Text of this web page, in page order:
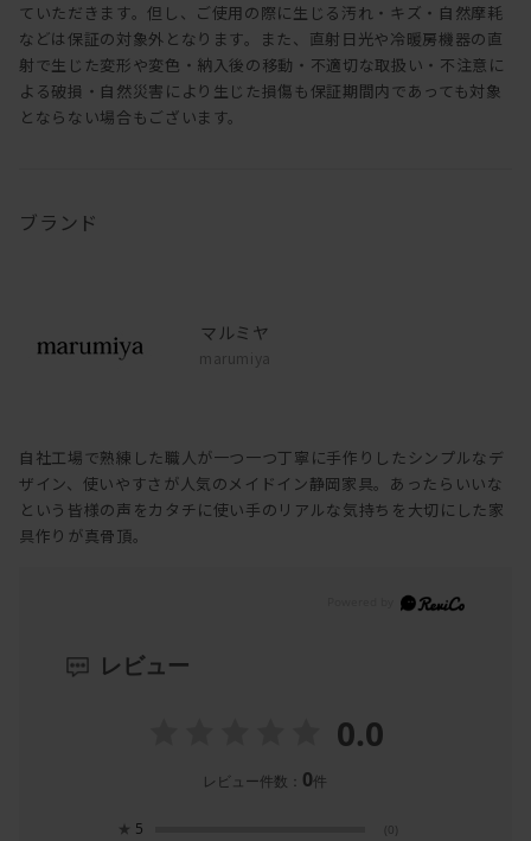
ていただきます。但し、ご使用の際に生じる汚れ・キズ・自然摩耗
などは保証の対象外となります。また、直射日光や冷暖房機器の直
射で生じた変形や変色・納入後の移動・不適切な取扱い・不注意に
よる破損・自然災害により生じた損傷も保証期間内であっても対象
とならない場合もございます。
ブランド
マルミヤ
marumiya
自社工場で熟練した職人が一つ一つ丁寧に手作りしたシンプルなデ
ザイン、使いやすさが人気のメイドイン静岡家具。あったらいいな
という皆様の声をカタチに使い手のリアルな気持ちを大切にした家
具作りが真骨頂。
レビュー
0.0
レビュー件数： 0件
★ 5 (0)